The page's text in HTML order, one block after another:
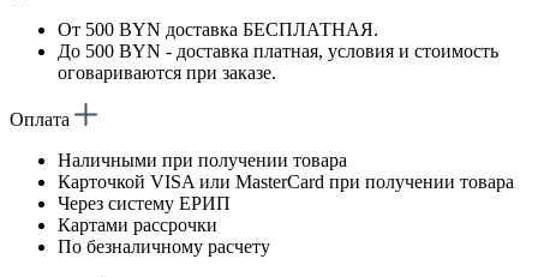
От 500 BYN доставка БЕСПЛАТНАЯ.
До 500 BYN - доставка платная, условия и стоимость
оговариваются при заказе.
Оплата
Наличными при получении товара
Карточкой VISA или MasterCard при получении товара
Через систему ЕРИП
Картами рассрочки
По безналичному расчету